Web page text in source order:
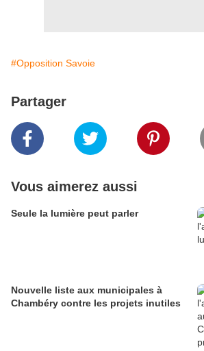
#Opposition Savoie
Partager
Vous aimerez aussi
Seule la lumière peut parler
Nouvelle liste aux municipales à
Chambéry contre les projets inutiles